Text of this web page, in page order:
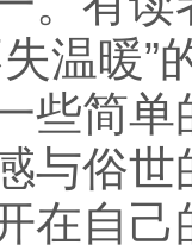
温暖
些简
与俗
在自